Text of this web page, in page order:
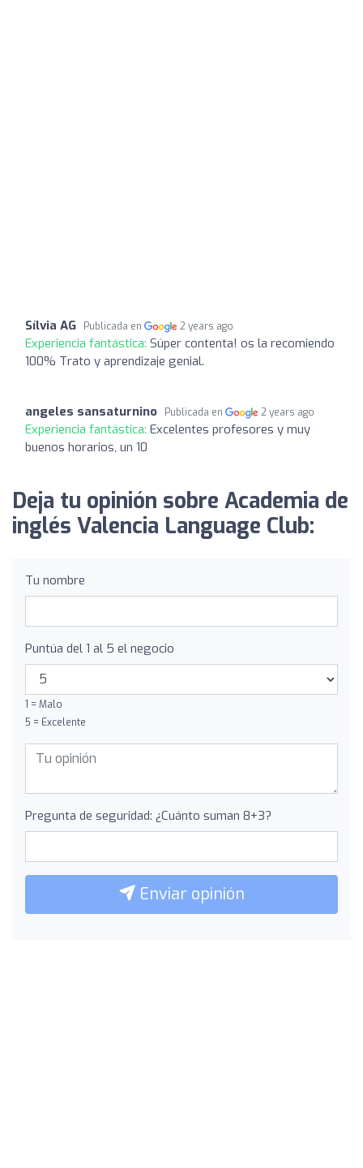
Sílvia AG Publicada en 2 years ago
Experiencia fantástica: Súper contenta! os la recomiendo
100% Trato y aprendizaje genial.
angeles sansaturnino Publicada en 2 years ago
Experiencia fantástica: Excelentes profesores y muy
buenos horarios, un 10
Deja tu opinión sobre Academia de
inglés Valencia Language Club:
Tu nombre
Puntúa del 1 al 5 el negocio
1 = Malo
5 = Excelente
Pregunta de seguridad: ¿Cuánto suman 8+3?
Enviar opinión